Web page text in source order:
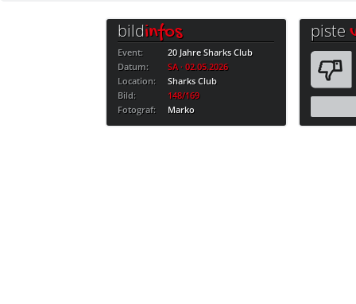
bildinfos
Event:
20 Jahre Sharks Club
Datum:
SA · 02.05.2026
Location:
Sharks Club
Bild:
148/169
Fotograf:
Marko
piste